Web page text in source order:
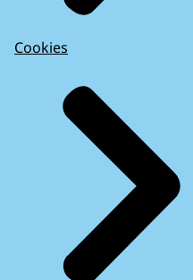
Cookies